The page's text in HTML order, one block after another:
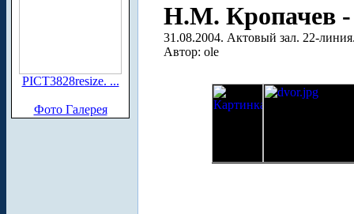
PICT3828resize. ...
Фото Галерея
Н.М. Кропачев -
31.08.2004. Актовый зал. 22-
Автор: ole